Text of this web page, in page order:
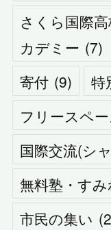
さくら国際
カデミー (7)
寄付 (9) 特
フリースペ
国際交流(シ
無料塾・す
市民の集い (